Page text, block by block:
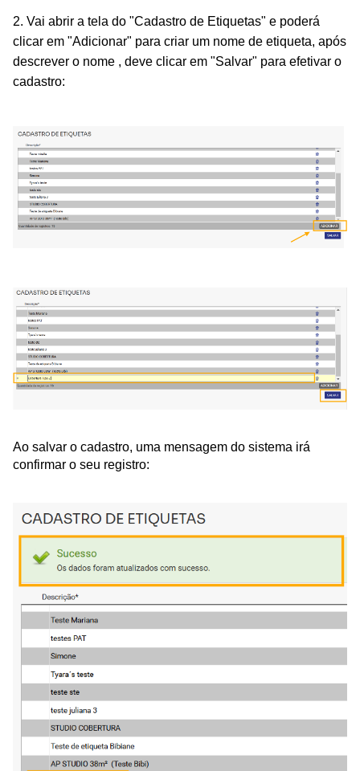
2. Vai abrir a tela do "Cadastro de Etiquetas" e poderá
clicar em "Adicionar" para criar um nome de etiqueta, após
descrever o nome , deve clicar em "Salvar" para efetivar o
cadastro:
Ao salvar o cadastro, uma mensagem do sistema irá
confirmar o seu registro: